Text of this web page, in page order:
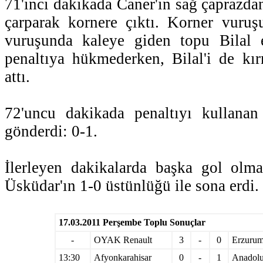
71'inci dakikada Caner'in sağ
çarparak kornere çıktı. Korner
vuruşunda kaleye giden topu Bilal
penaltıya hükmederken, Bilal'i de
attı.
72'uncu dakikada penaltıyı
gönderdi: 0-1.
İlerleyen dakikalarda başka gol
Üsküdar'ın 1-0 üstünlüğü ile sona erdi.
17.03.2011 Perşembe Toplu Sonuçlar
-
OYAK Renault 3 - 0
13:30
Afyonkarahisar 0 - 1